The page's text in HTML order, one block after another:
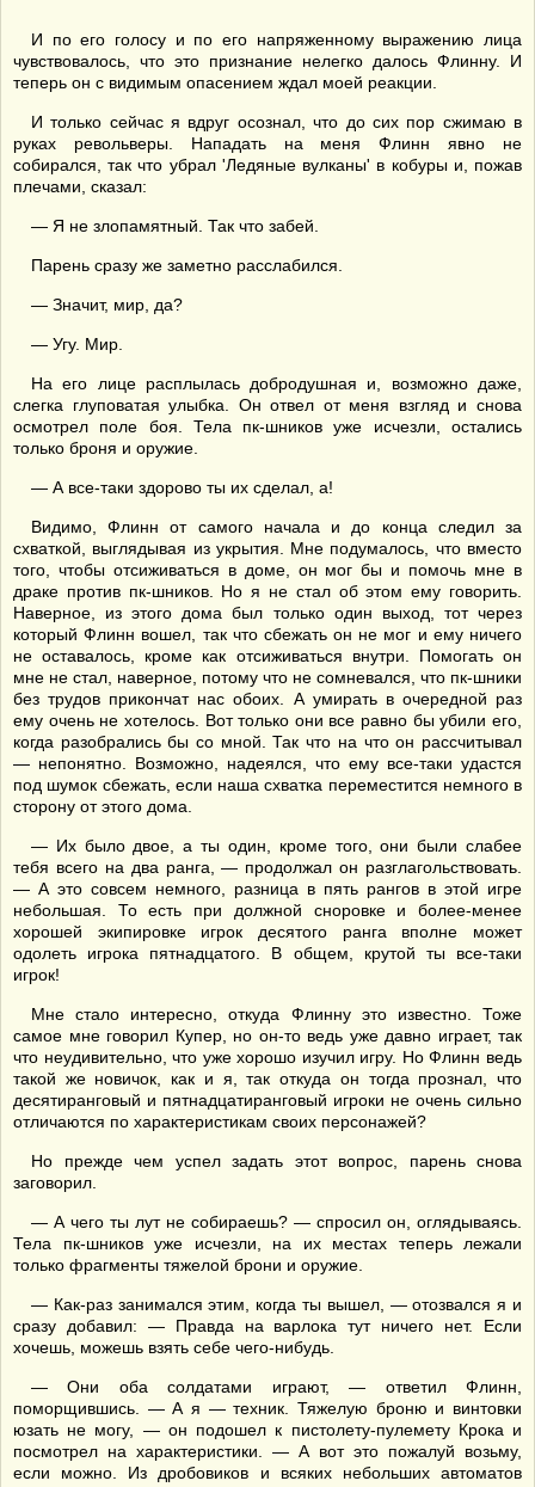
И по его голосу и по его напряженному выражению лица
чувствовалось, что это признание нелегко далось Флинну. И
теперь он с видимым опасением ждал моей реакции.
И только сейчас я вдруг осознал, что до сих пор сжимаю в
руках револьверы. Нападать на меня Флинн явно не
собирался, так что убрал 'Ледяные вулканы' в кобуры и, пожав
плечами, сказал:
— Я не злопамятный. Так что забей.
Парень сразу же заметно расслабился.
— Значит, мир, да?
— Угу. Мир.
На его лице расплылась добродушная и, возможно даже,
слегка глуповатая улыбка. Он отвел от меня взгляд и снова
осмотрел поле боя. Тела пк-шников уже исчезли, остались
только броня и оружие.
— А все-таки здорово ты их сделал, а!
Видимо, Флинн от самого начала и до конца следил за
схваткой, выглядывая из укрытия. Мне подумалось, что вместо
того, чтобы отсиживаться в доме, он мог бы и помочь мне в
драке против пк-шников. Но я не стал об этом ему говорить.
Наверное, из этого дома был только один выход, тот через
который Флинн вошел, так что сбежать он не мог и ему ничего
не оставалось, кроме как отсиживаться внутри. Помогать он
мне не стал, наверное, потому что не сомневался, что пк-шники
без трудов прикончат нас обоих. А умирать в очередной раз
ему очень не хотелось. Вот только они все равно бы убили его,
когда разобрались бы со мной. Так что на что он рассчитывал
— непонятно. Возможно, надеялся, что ему все-таки удастся
под шумок сбежать, если наша схватка переместится немного в
сторону от этого дома.
— Их было двое, а ты один, кроме того, они были слабее
тебя всего на два ранга, — продолжал он разглагольствовать.
— А это совсем немного, разница в пять рангов в этой игре
небольшая. То есть при должной сноровке и более-менее
хорошей экипировке игрок десятого ранга вполне может
одолеть игрока пятнадцатого. В общем, крутой ты все-таки
игрок!
Мне стало интересно, откуда Флинну это известно. Тоже
самое мне говорил Купер, но он-то ведь уже давно играет, так
что неудивительно, что уже хорошо изучил игру. Но Флинн ведь
такой же новичок, как и я, так откуда он тогда прознал, что
десятиранговый и пятнадцатиранговый игроки не очень сильно
отличаются по характеристикам своих персонажей?
Но прежде чем успел задать этот вопрос, парень снова
заговорил.
— А чего ты лут не собираешь? — спросил он, оглядываясь.
Тела пк-шников уже исчезли, на их местах теперь лежали
только фрагменты тяжелой брони и оружие.
— Как-раз занимался этим, когда ты вышел, — отозвался я и
сразу добавил: — Правда на варлока тут ничего нет. Если
хочешь, можешь взять себе чего-нибудь.
— Они оба солдатами играют, — ответил Флинн,
поморщившись. — А я — техник. Тяжелую броню и винтовки
юзать не могу, — он подошел к пистолету-пулемету Крока и
посмотрел на характеристики. — А вот это пожалуй возьму,
если можно. Из дробовиков и всяких небольших автоматов